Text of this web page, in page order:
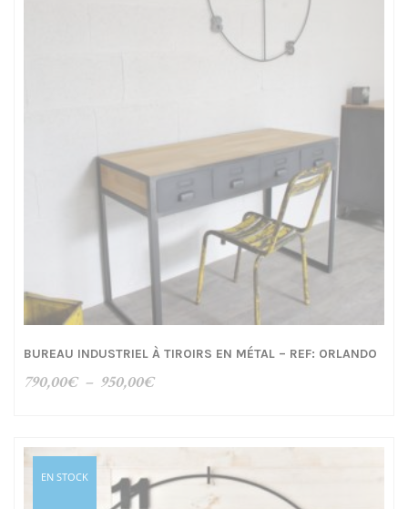
BUREAU INDUSTRIEL À TIROIRS EN MÉTAL – REF: ORLANDO
790,00€ – 950,00€Plage
790,00€
950,00€
EN STOCK